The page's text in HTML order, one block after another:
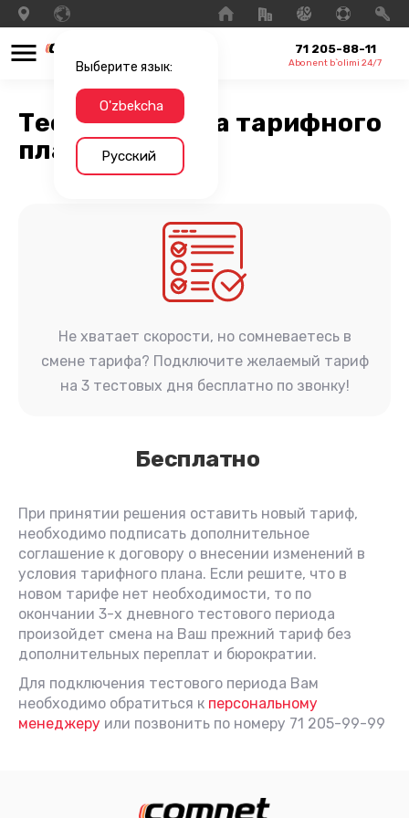
Выберите язык:
O'zbekcha
Русский
71 205-88-11
Abonent b`olimi 24/7
Тестовая смена тарифного
плана
Не хватает скорости, но сомневаетесь в
смене тарифа? Подключите желаемый тариф
на 3 тестовых дня бесплатно по звонку!
Бесплатно
При принятии решения оставить новый тариф,
необходимо подписать дополнительное
соглашение к договору о внесении изменений в
условия тарифного плана. Если решите, что в
новом тарифе нет необходимости, то по
окончании 3-х дневного тестового периода
произойдет смена на Ваш прежний тариф без
дополнительных переплат и бюрократии.
Для подключения тестового периода Вам
необходимо обратиться к персональному
менеджеру или позвонить по номеру 71 205-99-99